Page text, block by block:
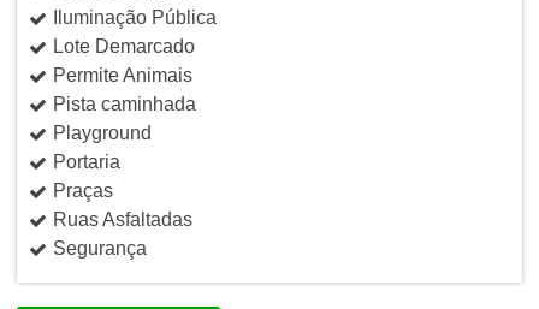
Iluminação Pública
Lote Demarcado
Permite Animais
Pista caminhada
Playground
Portaria
Praças
Ruas Asfaltadas
Segurança